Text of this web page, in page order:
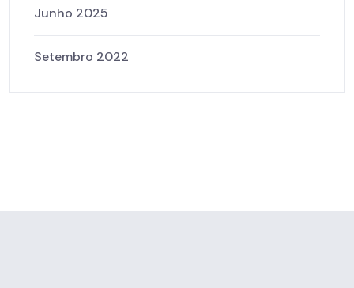
Junho 2025
Setembro 2022